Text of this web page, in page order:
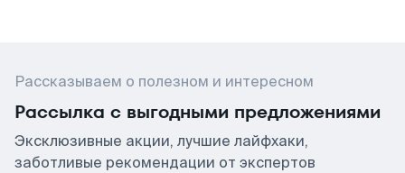
Рассказываем о полезном и интересном
Рассылка с выгодными предложениями
Эксклюзивные акции, лучшие лайфхаки,
заботливые рекомендации от экспертов